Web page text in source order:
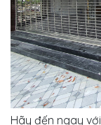
Hãy đến ngay